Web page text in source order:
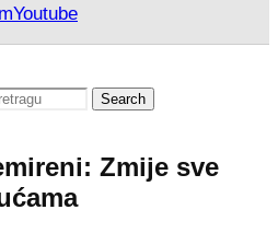
Youtube
Search
Zmije sve